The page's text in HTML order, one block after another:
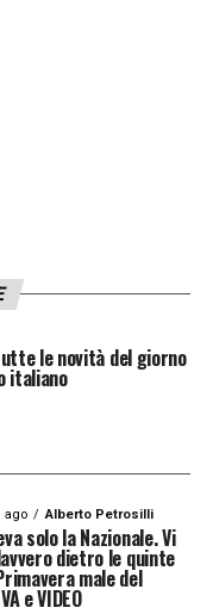
le novità del giorno
italiano
ago Alberto Petrosilli
solo la Nazionale. Vi
dietro le quinte
male del
e VIDEO